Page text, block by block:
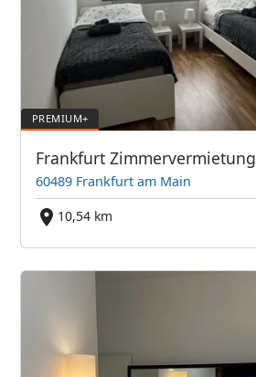
Frankfurt Zimmervermietung
60489 Frankfurt am Main
10,54 km